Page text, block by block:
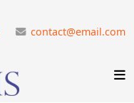
contact@email.com